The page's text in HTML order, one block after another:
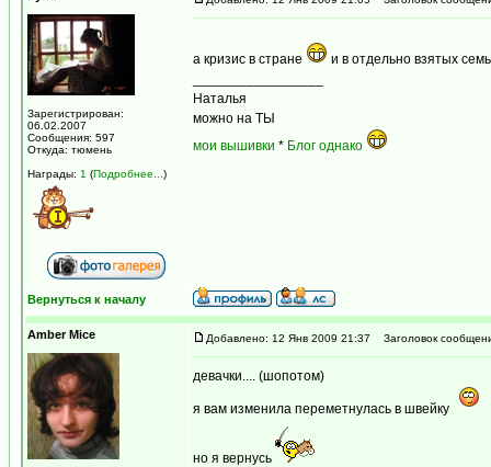
Зарегистрирован:
06.02.2007
Сообщения: 597
Откуда: тюмень
Награды: 1 (Подробнее... )
а кризис в стране
и в отдельно взятых
Наталья
можно на ТЫ
мои вышивки * Блог однако
Вернуться к началу
Amber Mice Добавлено: 12 Янв 2009 21:37 Заголовок
девачки.... (шопотом)
я вам изменила переметнулась в швейку
но я вернусь